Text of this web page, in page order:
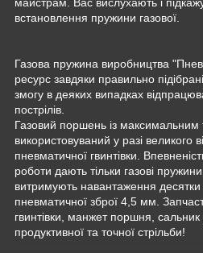
встановлення пружини газової.
Газова пружина виробництва
ресурс завдяки правильно
змогу в деяких випадках
пострілів.
Газовий поршень із максимальним
використовуваний у разі великого
пневматичної гвинтівки.
роботи дають тільки газові
витримують навантаження десятки
пневматичної зброї 4,5 мм.
гвинтівки, манжет поршня, сальник
продуктивної та точної стрільби!